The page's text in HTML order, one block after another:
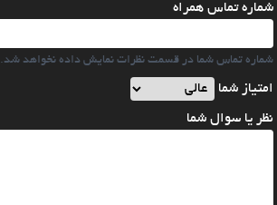
شماره تماس همراه
شماره تماس شما در قسمت نظرات نمایش داده نخواهد شد.
امتیاز شما
نظر یا سوال شما